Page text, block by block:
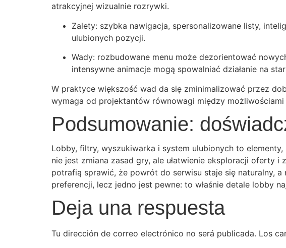
atrakcyjnej wizualnie rozrywki.
Zalety: szybka nawigacja, spersonalizowane listy,
ulubionych pozycji.
Wady: rozbudowane menu może dezorientować
intensywne animacje mogą spowalniać działanie na
W praktyce większość wad da się zminimalizować przez
wymaga od projektantów równowagi między
Podsumowanie:
Lobby, filtry, wyszukiwarka i system ulubionych to
nie jest zmiana zasad gry, ale ułatwienie eksploracji oferty
potrafią sprawić, że powrót do serwisu staje się naturalny,
preferencji, lecz jedno jest pewne: to właśnie detale lobby
Deja una respuesta
Tu dirección de correo electrónico no será publicada. Los